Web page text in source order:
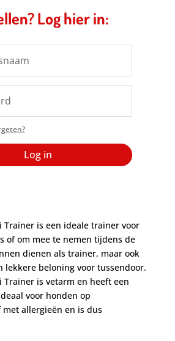
Log hier in:
Log in
Trainer is een ideale trainer voor
of om mee te nemen tijdens de
dienen als trainer, maar ook
lekkere beloning voor tussendoor.
Trainer is vetarm en heeft een
voor honden op
allergieën en is dus